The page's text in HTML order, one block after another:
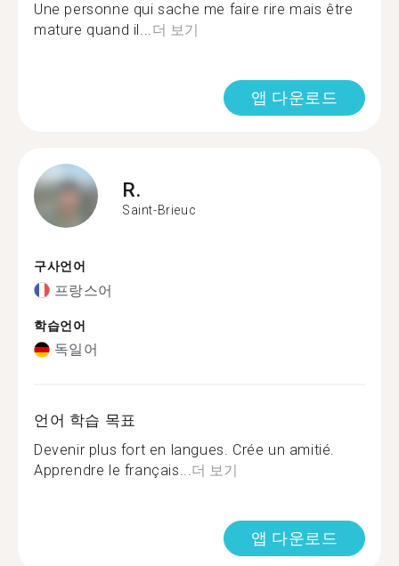
Une personne qui sache me faire rire mais être
mature quand il...더 보기
앱 다운로드
R.
Saint-Brieuc
구사언어
프랑스어
학습언어
독일어
언어 학습 목표
Devenir plus fort en langues. Crée un amitié.
Apprendre le français...더 보기
앱 다운로드